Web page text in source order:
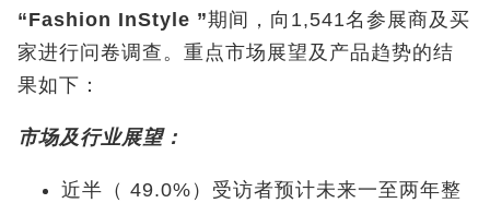
“Fashion InStyle ”期间，向1,541名参展商及买
家进行问卷调查。重点市场展望及产品趋势的结
果如下：
市场及行业展望：
近半（ 49.0%）受访者预计未来一至两年整